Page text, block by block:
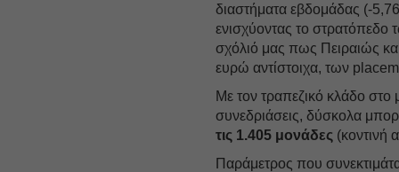
διαστήματα εβδομάδας (-
ενισχύοντας το
σχόλιό μας πως Πειραιώς
ευρώ αντίστοιχα, των
Με τον τραπεζικό κλάδο
συνεδριάσεις, δύσκολα
τις 1.405 μονάδες (κοντινή
Παράμετρος που